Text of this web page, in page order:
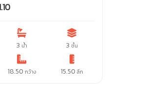
3 น้ำ 3 ชั้น
18.50 กว้าง 15.50ลึก